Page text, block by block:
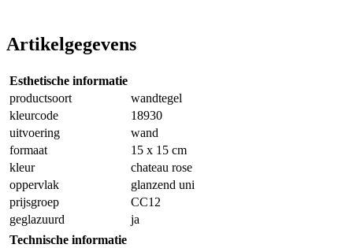
Artikelgegevens
Esthetische informatie
productsoort
wandtegel
kleurcode
18930
uitvoering
wand
formaat
15 x 15 cm
kleur
chateau rose
oppervlak
glanzend uni
prijsgroep
CC12
geglazuurd
ja
Technische informatie